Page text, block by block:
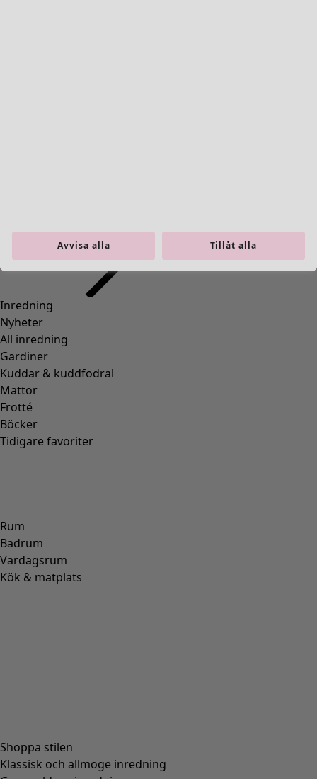
Inredning
Nyheter
All inredning
Gardiner
Kuddar & kuddfodral
Mattor
Frotté
Böcker
Tidigare favoriter
Rum
Badrum
Vardagsrum
Kök & matplats
Shoppa stilen
Klassisk och allmoge inredning
Avvisa alla Tillåt alla